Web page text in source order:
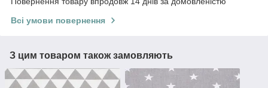
Всі умови повернення
З цим товаром також замовляють